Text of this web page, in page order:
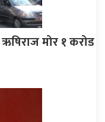
ऋषिराज मोर १ करोड